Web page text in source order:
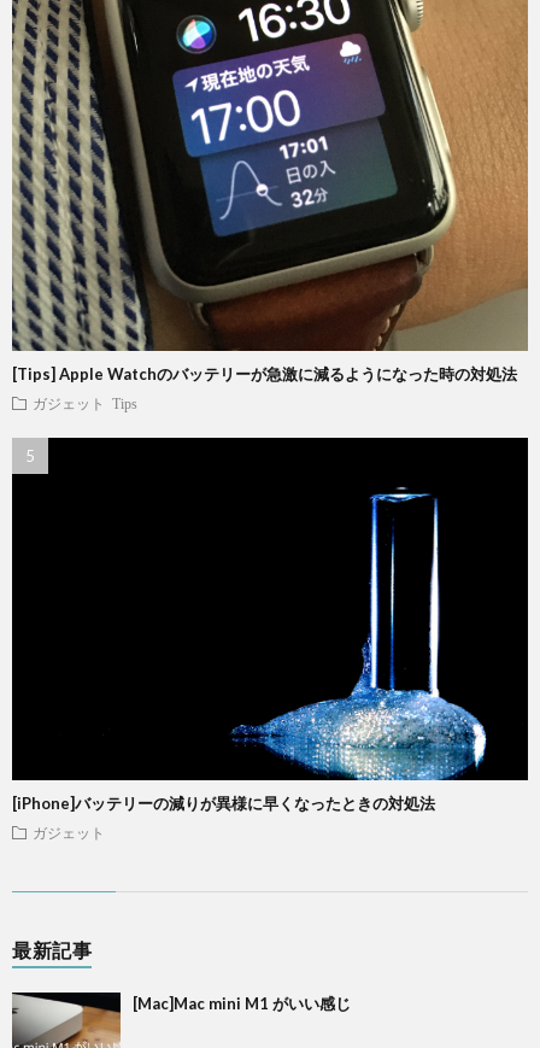
[Tips] Apple Watchのバッテリーが急激に減るようになった時の対処法
ガジェット Tips
[iPhone]バッテリーの減りが異様に早くなったときの対処法
ガジェット
最新記事
[Mac]Mac mini M1 がいい感じ